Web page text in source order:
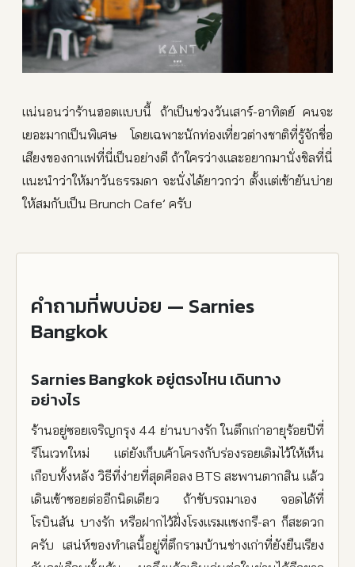
แน่นอนว่าร้านฮอตแบบนี้ ถ้าเป็นช่วงวันเสาร์-อาทิตย์ คนจะ
เยอะมากเป็นพิเศษ โดยเฉพาะนักท่องเที่ยวต่างชาติที่รู้จักชื่อ
เสียงของกาแฟที่นี่เป็นอย่างดี ถ้าใครว่างและอยากมานั่งชิลที่นี่
แนะนำว่าให้มาวันธรรมดา จะนั่งได้ยาวกว่า ตั้งแต่เช้ายันบ่าย
ให้สมกับเป็น Brunch Cafe’ ครับ
คำถามที่พบบ่อย — Sarnies
Bangkok
Sarnies Bangkok อยู่ตรงไหน เดินทาง
อย่างไร
ร้านอยู่ซอยเจริญกรุง 44 ย่านบางรัก ในตึกเก่าอายุร้อยปีที่
รีโนเวทใหม่ แต่ยังเก็บเค้าโครงกับร่องรอยเดิมไว้ให้เห็น
เกือบทั้งหลัง วิธีที่ง่ายที่สุดคือลง BTS สะพานตากสิน แล้ว
เดินเข้าซอยต่ออีกนิดเดียว ถ้าขับรถมาเอง จอดได้ที่
โรบินสัน บางรัก หรือฝากไว้ฝั่งโรงแรมแชงกรี-ลา ก็สะดวก
ครับ เสน่ห์ของทำเลนี้อยู่ที่ตึกรามบ้านช่างเก่าที่ยังยืนเรียง